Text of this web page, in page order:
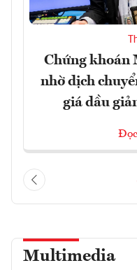
Chứng khoán
nhờ dịch
giá dầu
Multimedia